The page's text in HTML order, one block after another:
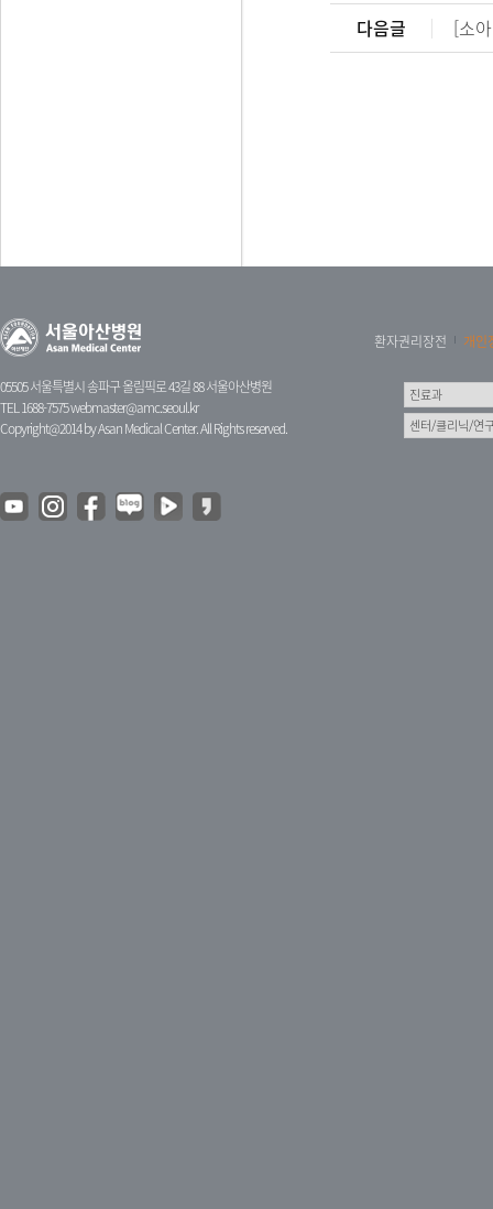
다음글
[소
05505 서울특별시 송파구 올림픽로 43길 88 서울아산병원
TEL 1688-7575webmaster@amc.seoul.kr
Copyright@2014 by Asan Medical Center. All Rights reserved.
환자권리장전 개인